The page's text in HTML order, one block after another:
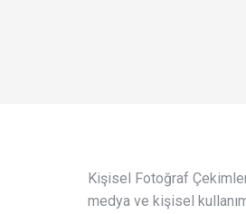
Kişisel Fotoğraf
medya ve kişisel